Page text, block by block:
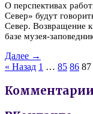
О перспективах
Север» будут
Север. Возвращение
базе музея-
Далее →
« Назад 1 … 85 86 87
Комментарии